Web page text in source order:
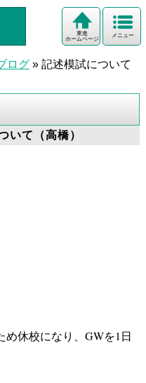
メニュー
東進
ホームページ
ログ » 記述模試について
て（高橋）
休校になり、GWを1日